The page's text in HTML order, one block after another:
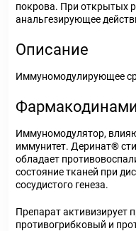
покрова. При открытых
анальгезирующее
Описание
Иммуномодулирующее
Иммуномодулятор,
иммунитет. Деринат®
обладает
состояние тканей при
сосудистого генеза.
Препарат активизирует
противогрибковый и